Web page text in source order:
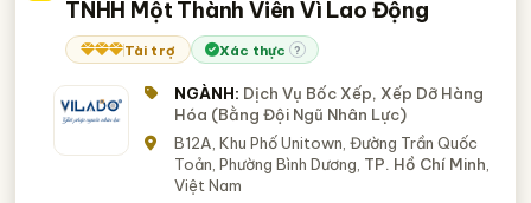
TNHH Một Thành Viên Vì Lao Động
Tài trợ Xác thực ?
NGÀNH: Dịch Vụ Bốc Xếp, Xếp Dỡ Hàng
Hóa (Bằng Đội Ngũ Nhân Lực)
B12A, Khu Phố Unitown, Đường Trần Quốc
Toản, Phường Bình Dương, TP. Hồ Chí Minh
Việt Nam